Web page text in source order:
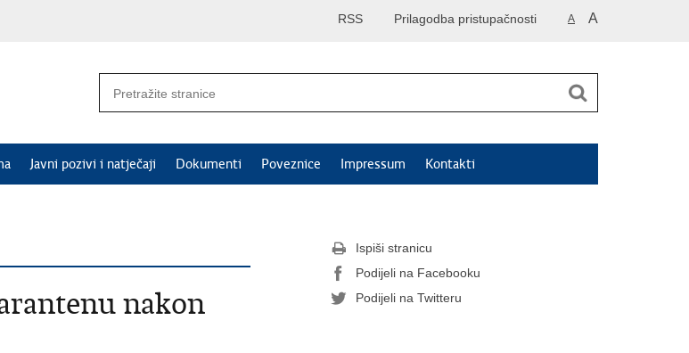
A A
Prilagodba pristupačnosti
RSS
Javni pozivi i natječaji Dokumenti Poveznice Impressum Kontakti
nakon
Ispiši stranicu
Podijeli na Facebooku
Podijeli na Twitteru